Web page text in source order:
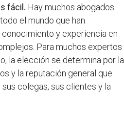
fácil. Hay muchos abogados
el mundo que han
y experiencia en
Para muchos expertos
la elección se determina por la
y la reputación general que
colegas, sus clientes y la